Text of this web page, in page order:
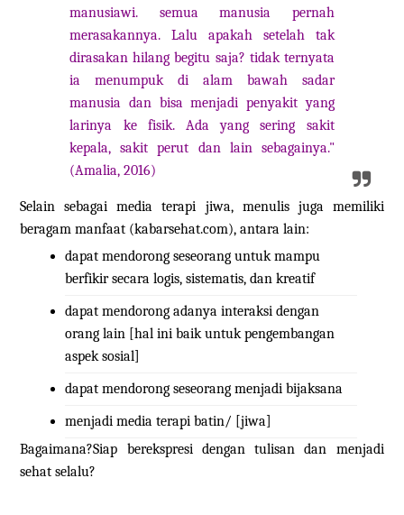
manusiawi. semua manusia pernah
merasakannya. Lalu apakah setelah tak
dirasakan hilang begitu saja? tidak ternyata
ia menumpuk di alam bawah sadar
manusia dan bisa menjadi penyakit yang
larinya ke fisik. Ada yang sering sakit
kepala, sakit perut dan lain sebagainya."
(Amalia, 2016)
Selain sebagai media terapi jiwa, menulis juga memiliki
beragam manfaat (kabarsehat.com), antara lain:
dapat mendorong seseorang untuk mampu
berfikir secara logis, sistematis, dan kreatif
dapat mendorong adanya interaksi dengan
orang lain [hal ini baik untuk pengembangan
aspek sosial]
dapat mendorong seseorang menjadi bijaksana
menjadi media terapi batin/ [jiwa]
Bagaimana?Siap berekspresi dengan tulisan dan menjadi
sehat selalu?